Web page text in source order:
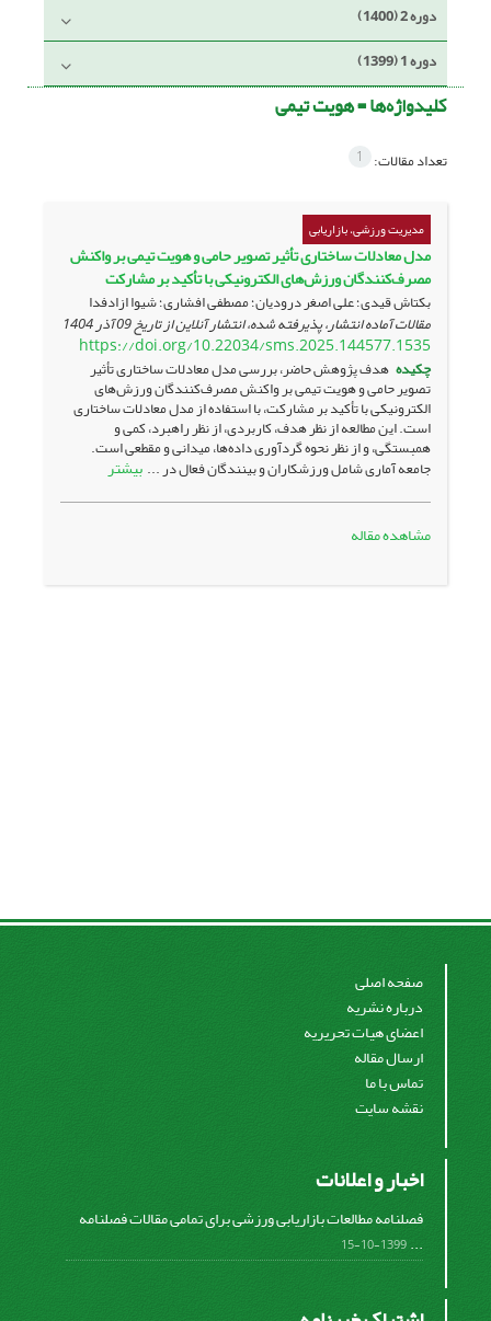
دوره 2 (1400)
دوره 1 (1399)
کلیدواژه‌ها =هویت تیمی
تعداد مقالات: 1
مدیریت ورزشی، بازاریابی
مدل معادلات ساختاری تأثیر تصویر حامی و هویت تیمی بر واکنش
مصرف‌کنندگان ورزش‌های الکترونیکی با تأکید بر مشارکت
بکتاش قیدی؛ علی اصغر درودیان؛ مصطفی افشاری؛ شیوا ازادفدا
مقالات آماده انتشار، پذیرفته شده، انتشار آنلاین از تاریخ09 آذر 1404
https://doi.org/10.22034/sms.2025.144577.1535
چکیده هدف پژوهش حاضر، بررسی مدل معادلات ساختاری تأثیر
تصویر حامی و هویت تیمی بر واکنش مصرف‌کنندگان ورزش‌های
الکترونیکی با تأکید بر مشارکت، با استفاده از مدل معادلات ساختاری
است. این مطالعه از نظر هدف، کاربردی، از نظر راهبرد، کمی و
همبستگی، و از نظر نحوه گردآوری داده‌ها، میدانی و مقطعی است.
جامعه آماری شامل ورزشکاران و بینندگان فعال در ... بیشتر
مشاهده مقاله
صفحه اصلی
درباره نشریه
اعضای هیات تحریریه
ارسال مقاله
تماس با ما
نقشه سایت
اخبار و اعلانات
فصلنامه مطالعات بازاریابی ورزشی برای تمامی مقالات فصلنامه
...
1399-10-15